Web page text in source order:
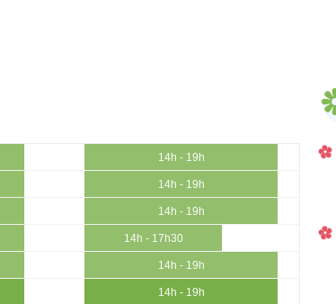
14h - 19h
14h - 19h
14h - 19h
14h - 17h30
14h - 19h
14h - 19h